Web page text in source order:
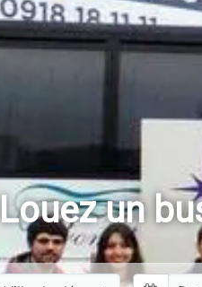
Louez un